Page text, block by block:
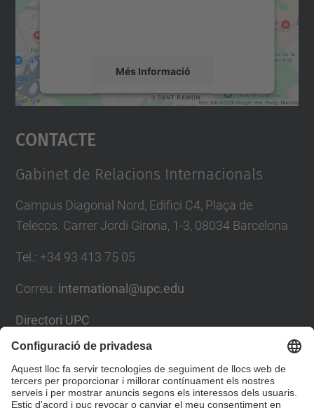
Més Informació
Accepta
powered by
Contacte
Gabinet de Relacions Internacionals
Campus Diagonal Nord, Edifici C4, Plaça de
Telecos. Carrer Jordi Girona, 1-3, 08034 Barcelona
Tel. : +34 93 413 75 05
Correu: international@upc.edu
Directori UPC
Formulari de contacte i bústia de suggeriments
Llista Xarxes Socials